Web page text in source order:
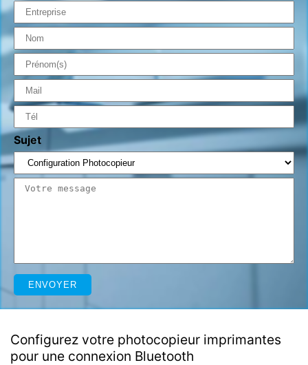
Sujet
Configurez votre photocopieur imprimantes
pour une connexion Bluetooth